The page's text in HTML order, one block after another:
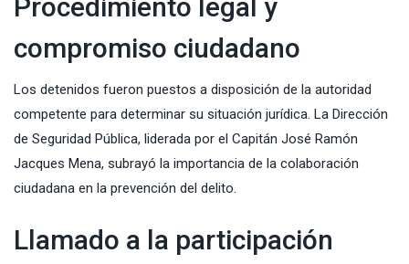
Procedimiento legal y
compromiso ciudadano
Los detenidos fueron puestos a disposición de la autoridad
competente para determinar su situación jurídica. La Dirección
de Seguridad Pública, liderada por el Capitán José Ramón
Jacques Mena, subrayó la importancia de la colaboración
ciudadana en la prevención del delito.
Llamado a la participación